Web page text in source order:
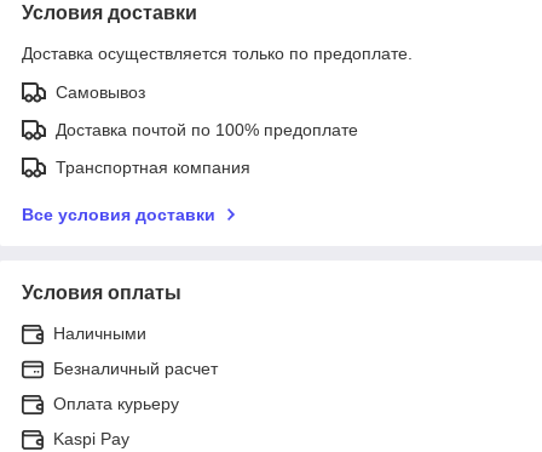
Условия доставки
Доставка осуществляется только по предоплате.
Самовывоз
Доставка почтой по 100% предоплате
Транспортная компания
Все условия доставки
Условия оплаты
Наличными
Безналичный расчет
Оплата курьеру
Kaspi Pay